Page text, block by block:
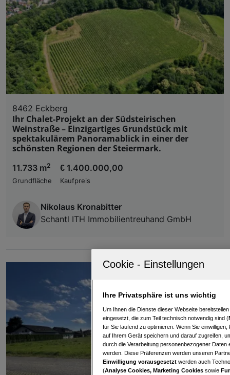
8462 Eckberg
Ihr Chalet-Projekt an der Südsteirischen
Weinstraße – Einzigartiges Grundstück mit
spektakulärem Panoramablick in einer der
schönsten Regionen der Steiermark.
11.733 m2
Grundfläche
€ 1.400.000,00
Kaufpreis
Nikolaus Kronabitter
Schantl ITH Immobilientreuhand GmbH
Ihre Privatsphäre ist uns wichtig
Um Ihnen die Dienste dieser Webseite
eingesetzt, die zum Teil technisch notwendig sind (
für Sie laufend zu optimieren. Wenn Sie
auf Ihrem Gerät speichern und darauf zugreifen,
durch die Verarbeitung personenbezogener
werden. Diese Präferenzen werden unseren
Einwilligung vorausgesetzt werden auch
(Analyse Cookies, Marketing Cookies sowie